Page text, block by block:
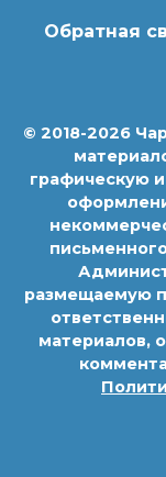
Обратная
© 2018-2026
графическую
размещаемую
материалов,